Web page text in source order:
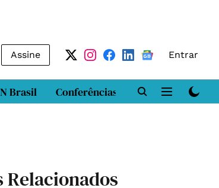
Assine Entrar
Brasil Conferências DN LAB